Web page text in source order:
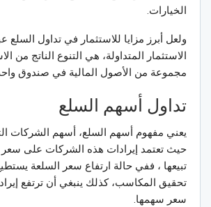
الخيارات.
ولعل أبرز مزايا للاستثمار في تداول السلع
الاستثمار المتداولة، هي التنوع الناتج من
مجموعة من الأصول المالية في صندوق
تداول أسهم السلع
يعني مفهوم أسهم السلع، أسهم الشركات
حيث تعتمد إيرادات هذه الشركات على سعر
تبيعها ، ففي حالة ارتفاع سعر السلعة
تحقيق المكاسب، كذلك ينبغي أن ترتفع
سعر سهمها.